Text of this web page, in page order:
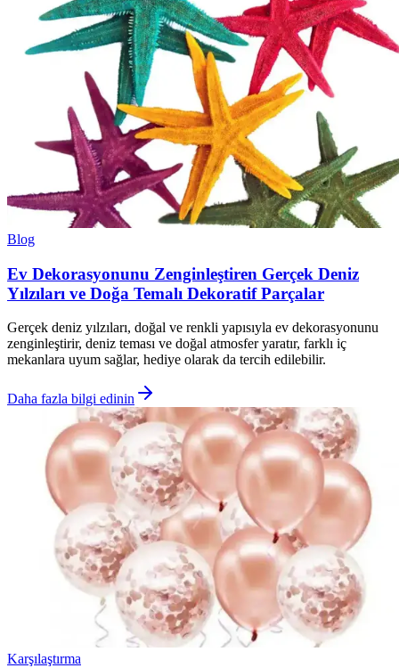
Blog
Ev Dekorasyonunu Zenginleştiren Gerçek Deniz
Yılzıları ve Doğa Temalı Dekoratif Parçalar
Gerçek deniz yılzıları, doğal ve renkli yapısıyla ev dekorasyonunu
zenginleştirir, deniz teması ve doğal atmosfer yaratır, farklı iç
mekanlara uyum sağlar, hediye olarak da tercih edilebilir.
Daha fazla bilgi edinin
Karşılaştırma